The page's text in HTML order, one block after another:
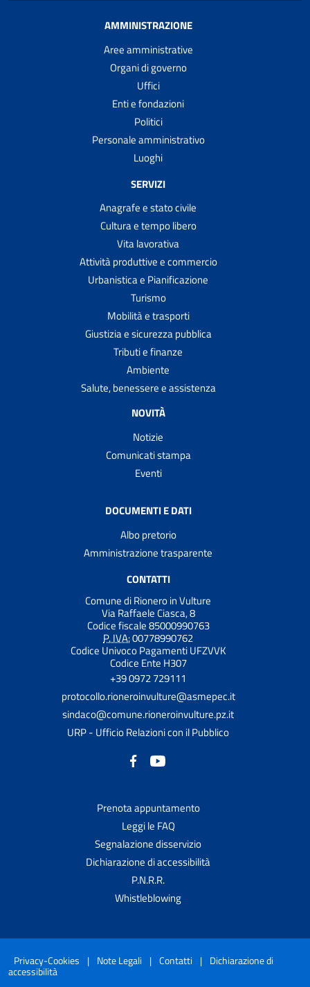
AMMINISTRAZIONE
Aree amministrative
Organi di governo
Uffici
Enti e fondazioni
Politici
Personale amministrativo
Luoghi
SERVIZI
Anagrafe e stato civile
Cultura e tempo libero
Vita lavorativa
Attività produttive e commercio
Urbanistica e Pianificazione
Turismo
Mobilità e trasporti
Giustizia e sicurezza pubblica
Tributi e finanze
Ambiente
Salute, benessere e assistenza
NOVITÀ
Notizie
Comunicati stampa
Eventi
DOCUMENTI E DATI
Albo pretorio
Amministrazione trasparente
CONTATTI
Comune di Rionero in Vulture
Via Raffaele Ciasca, 8
Codice fiscale 85000990763
P. IVA:00778990762
Codice Univoco Pagamenti UFZVVK
Codice Ente H307
+39 0972 729111
protocollo.rioneroinvulture@asmepec.it
sindaco@comune.rioneroinvulture.pz.it
URP - Ufficio Relazioni con il Pubblico
Prenota appuntamento
Leggi le FAQ
Segnalazione disservizio
Dichiarazione di accessibilità
P.N.R.R.
Whistleblowing
Privacy-Cookies | Note Legali | Contatti | Dichiarazione di
accessibilità